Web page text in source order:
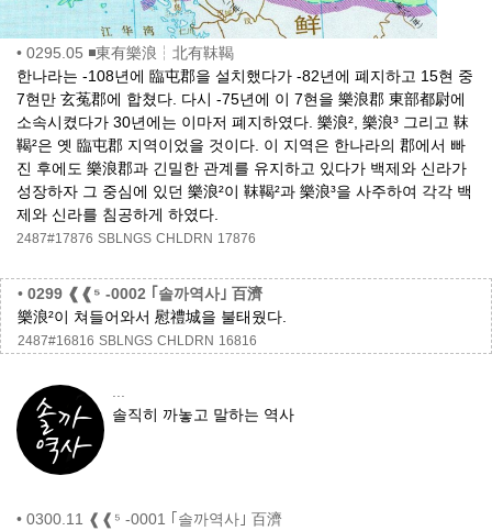
• 0295.05 ◾東有樂浪┆北有靺鞨
한나라는 -108년에 臨屯郡을 설치했다가 -82년에 폐지하고 15현 중
7현만 玄菟郡에 합쳤다. 다시 -75년에 이 7현을 樂浪郡 東部都尉에
소속시켰다가 30년에는 이마저 폐지하였다. 樂浪², 樂浪³ 그리고 靺
鞨²은 옛 臨屯郡 지역이었을 것이다. 이 지역은 한나라의 郡에서 빠
진 후에도 樂浪郡과 긴밀한 관계를 유지하고 있다가 백제와 신라가
성장하자 그 중심에 있던 樂浪²이 靺鞨²과 樂浪³을 사주하여 각각 백
제와 신라를 침공하게 하였다.
2487#17876 SBLNGS CHLDRN 17876
• 0299 ❰❰⁵ -0002 ｢솔까역사｣ 百濟
樂浪²이 쳐들어와서 慰禮城을 불태웠다.
2487#16816 SBLNGS CHLDRN 16816
솔직히 까놓고 말하는 역사
• 0300.11 ❰❰⁵ -0001 ｢솔까역사｣ 百濟